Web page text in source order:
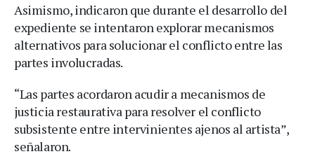
Asimismo, indicaron que durante el desarrollo del
expediente se intentaron explorar mecanismos
alternativos para solucionar el conflicto entre las
partes involucradas.
“Las partes acordaron acudir a mecanismos de
justicia restaurativa para resolver el conflicto
subsistente entre intervinientes ajenos al artista”,
señalaron.